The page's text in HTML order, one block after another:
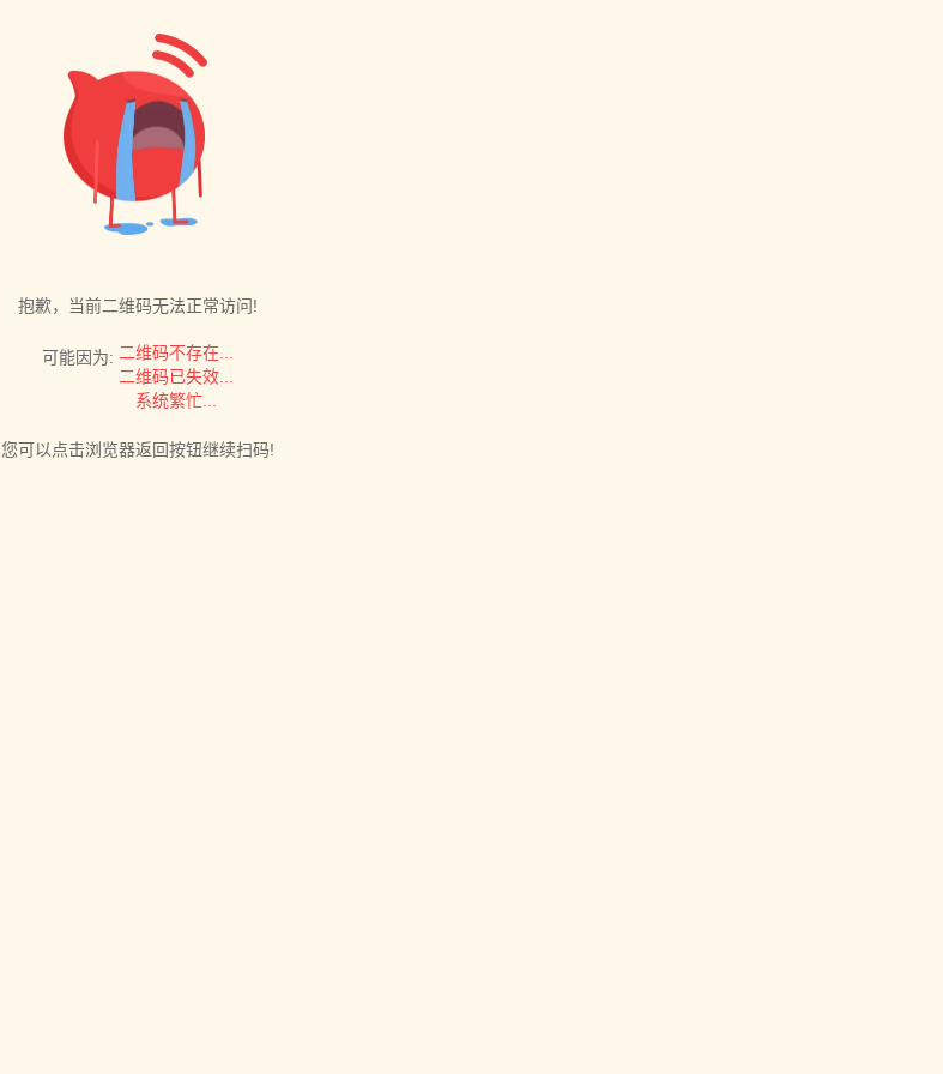
抱歉，当前二维码无法正常访问!
可能因为: 二维码不存在...
二维码已失效...
系统繁忙...
您可以点击浏览器返回按钮继续扫码!